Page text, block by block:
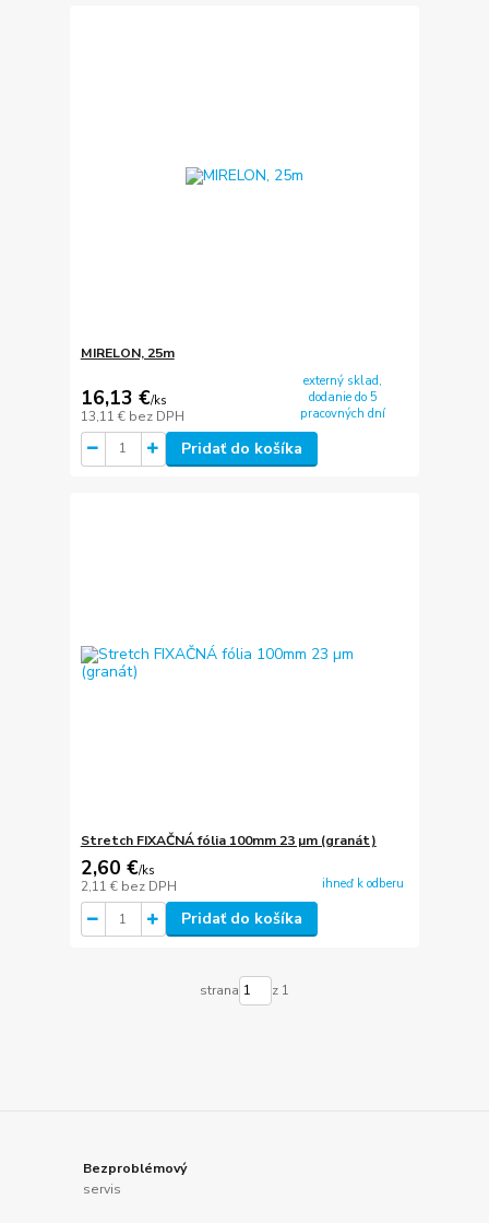
MIRELON, 25m
16,13 €/ks
13,11 € bez DPH
externý sklad,
dodanie do 5
pracovných dní
Pridať do košíka
Stretch FIXAČNÁ fólia 100mm 23 µm (granát)
2,60 €/ks
2,11 € bez DPH ihneď k odberu
Pridať do košíka
strana z 1
Bezproblémový
servis